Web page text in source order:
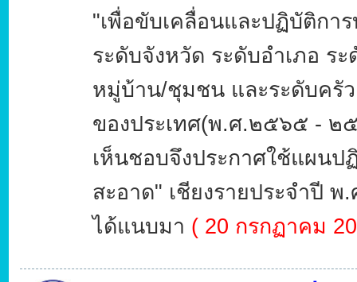
"เพื่อขับเคลื่อนและปฏิบัติกา
ระดับจังหวัด ระดับอำเภอ ร
หมู่บ้าน/ชุมชน และระดับครั
ของประเทศ(พ.ศ.๒๕๖๕ - ๒
เห็นชอบจึงประกาศใช้แผน
สะอาด" เชียงรายประจำปี
ได้แนบมา ( 20 กรกฏาคม